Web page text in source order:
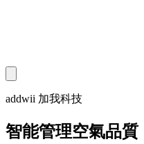
addwii 加我科技
智能管理空氣品質